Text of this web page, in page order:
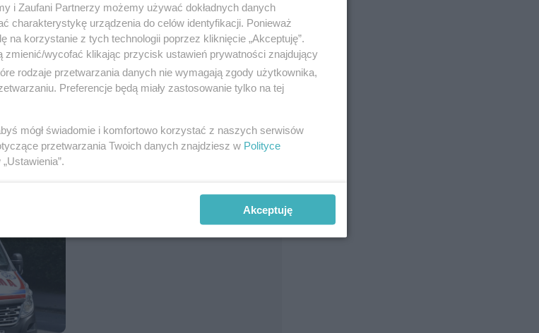
pomocy?
i Zaufani Partnerzy możemy używać dokładnych danych
charakterystykę urządzenia do celów identyfikacji. Ponieważ
na korzystanie z tych technologii poprzez kliknięcie „Akceptuję”.
zmienić/wycofać klikając przycisk ustawień prywatności znajdujący
rodzaje przetwarzania danych nie wymagają zgody użytkownika,
Preferencje będą miały zastosowanie tylko na tej
mógł świadomie i komfortowo korzystać z naszych serwisów
przetwarzania Twoich danych znajdziesz w Polityce
Akceptuję